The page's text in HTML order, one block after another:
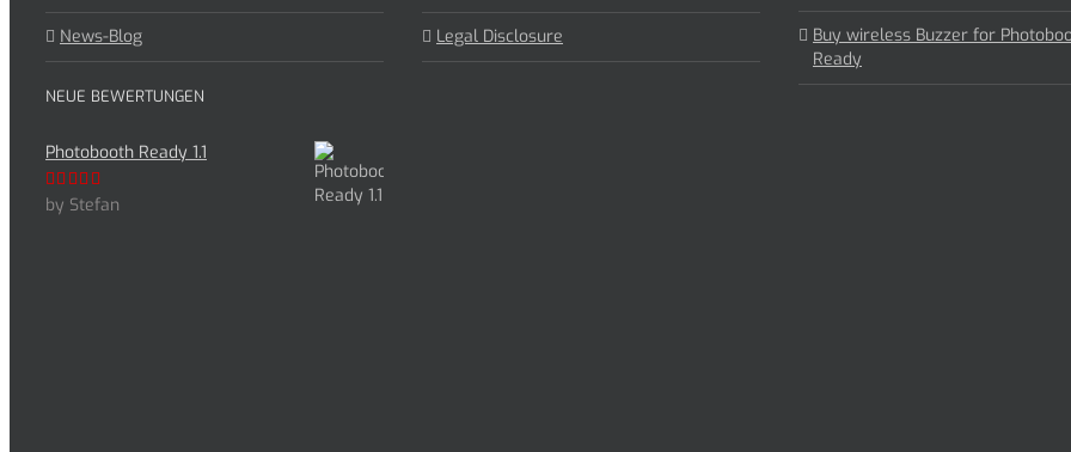
News-Blog Legal Disclosure
Buy wireless Buzzer for
Ready
NEUE BEWERTUNGEN
Photobooth Ready 1.1
Rated5out
by Stefan